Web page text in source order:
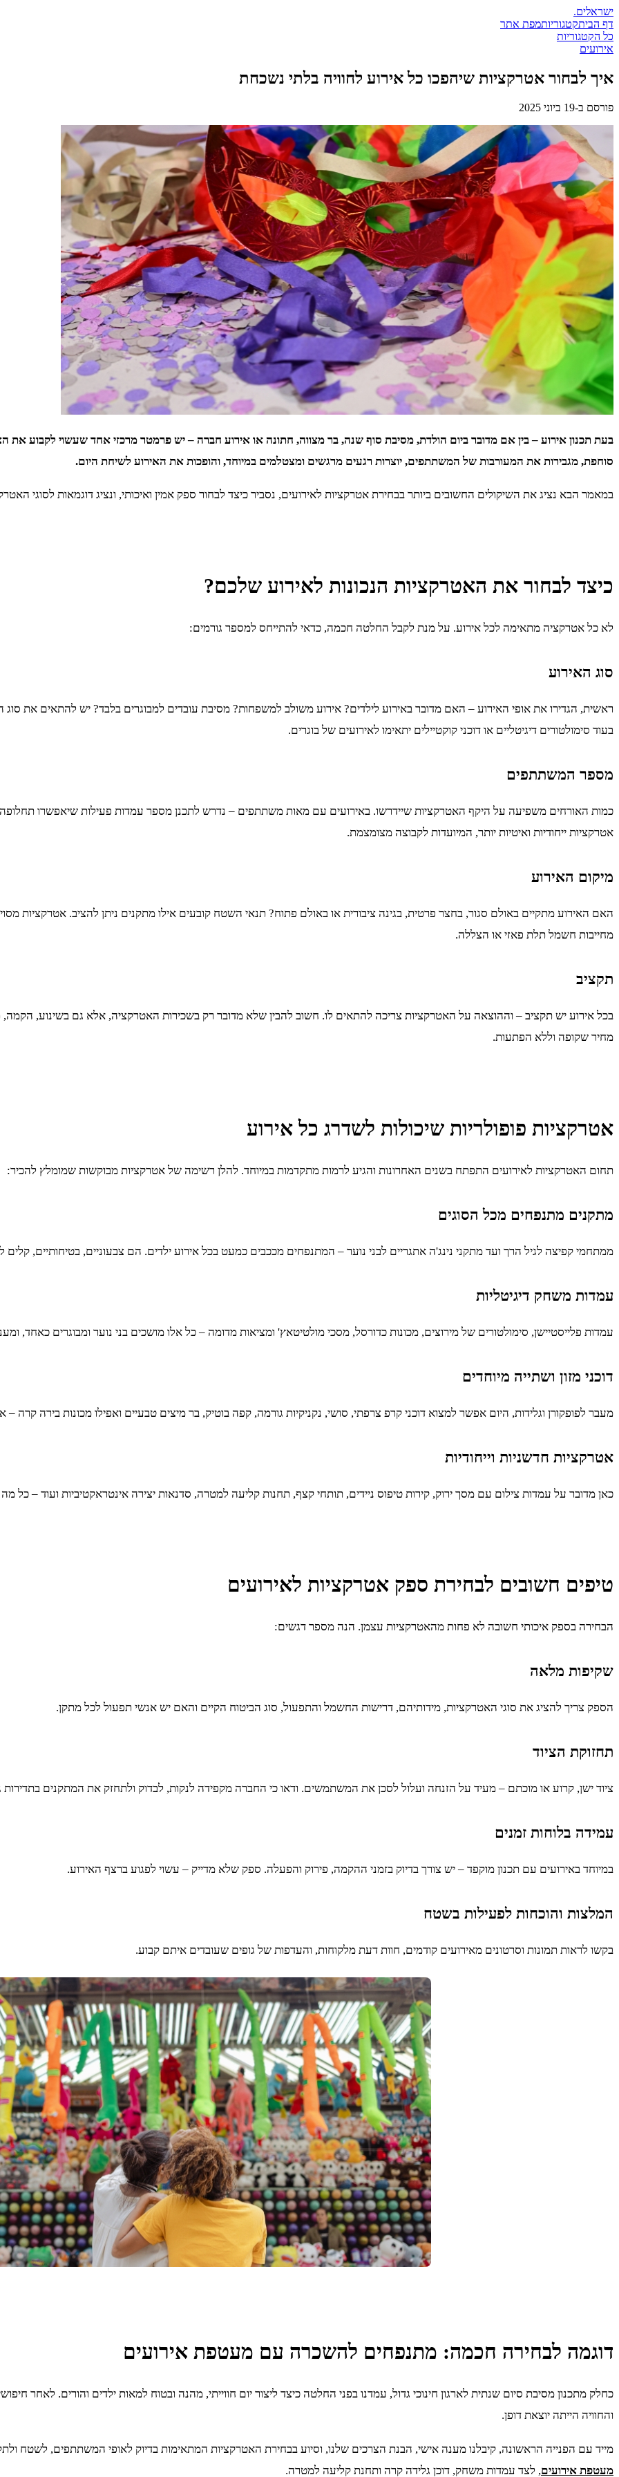
ישראלים.
דף הביתקטגוריותמפת אתר
כל הקטגוריות
אירועים
איך לבחור אטרקציות שיהפכו כל אירוע לחוויה בלתי נשכחת
פורסם ב-19 ביוני 2025
בעת תכנון אירוע – בין אם מדובר ביום הולדת, מסיבת סוף שנה, בר מצווה, חתונה או אירוע חברה – יש פרמטר מרכזי אחד שעשוי לקבוע את
סוחפת, מגבירות את המעורבות של המשתתפים, יוצרות רגעים מרגשים ומצטלמים במיוחד, והופכות את האירוע לשיחת היום.
במאמר הבא נציג את השיקולים החשובים ביותר בבחירת אטרקציות לאירועים, נסביר כיצד לבחור ספק אמין ואיכותי, ונציג דוגמאות לסוגי
כיצד לבחור את האטרקציות הנכונות לאירוע שלכם?
לא כל אטרקציה מתאימה לכל אירוע. על מנת לקבל החלטה חכמה, כדאי להתייחס למספר גורמים:
סוג האירוע
ראשית, הגדירו את אופי האירוע – האם מדובר באירוע לילדים? אירוע משולב למשפחות? מסיבת עובדים למבוגרים בלבד? יש להתאים את
בעוד סימולטורים דיגיטליים או דוכני קוקטיילים יתאימו לאירועים של בוגרים.
מספר המשתתפים
כמות האורחים משפיעה על היקף האטרקציות שיידרשו. באירועים עם מאות משתתפים – נדרש לתכנן מספר עמדות פעילות שיאפשרו
אטרקציות ייחודיות ואיטיות יותר, המיועדות לקבוצה מצומצמת.
מיקום האירוע
האם האירוע מתקיים באולם סגור, בחצר פרטית, בגינה ציבורית או באולם פתוח? תנאי השטח קובעים אילו מתקנים ניתן להציב. אטרקציות
מחייבות חשמל תלת פאזי או הצללה.
תקציב
בכל אירוע יש תקציב – וההוצאה על האטרקציות צריכה להתאים לו. חשוב להבין שלא מדובר רק בשכירות האטרקציה, אלא גם בשינוע,
מחיר שקופה וללא הפתעות.
אטרקציות פופולריות שיכולות לשדרג כל אירוע
תחום האטרקציות לאירועים התפתח בשנים האחרונות והגיע לרמות מתקדמות במיוחד. להלן רשימה של אטרקציות מבוקשות שמומלץ להכיר:
מתקנים מתנפחים מכל הסוגים
ממתחמי קפיצה לגיל הרך ועד מתקני נינג'ה אתגריים לבני נוער – המתנפחים מככבים כמעט בכל אירוע ילדים. הם צבעוניים, בטיחותיים, קלים
עמדות משחק דיגיטליות
עמדות פלייסטיישן, סימולטורים של מירוצים, מכונות כדורסל, מסכי מולטיטאץ' ומציאות מדומה – כל אלו מושכים בני נוער ומבוגרים כאחד,
דוכני מזון ושתייה מיוחדים
מעבר לפופקורן וגלידות, היום אפשר למצוא דוכני קרפ צרפתי, סושי, נקניקיות גורמה, קפה בוטיק, בר מיצים טבעיים ואפילו מכונות בירה
אטרקציות חדשניות וייחודיות
כאן מדובר על עמדות צילום עם מסך ירוק, קירות טיפוס ניידים, תותחי קצף, תחנות קליעה למטרה, סדנאות יצירה אינטראקטיביות ועוד –
טיפים חשובים לבחירת ספק אטרקציות לאירועים
הבחירה בספק איכותי חשובה לא פחות מהאטרקציות עצמן. הנה מספר דגשים:
שקיפות מלאה
הספק צריך להציג את סוגי האטרקציות, מידותיהם, דרישות החשמל והתפעול, סוג הביטוח הקיים והאם יש אנשי תפעול לכל מתקן.
תחזוקת הציוד
ציוד ישן, קרוע או מוכתם – מעיד על הזנחה ועלול לסכן את המשתמשים. ודאו כי החברה מקפידה לנקות, לבדוק ולתחזק את המתקנים בתדירות
עמידה בלוחות זמנים
במיוחד באירועים עם תכנון מוקפד – יש צורך בדיוק בזמני ההקמה, פירוק והפעלה. ספק שלא מדייק – עשוי לפגוע ברצף האירוע.
המלצות והוכחות לפעילות בשטח
בקשו לראות תמונות וסרטונים מאירועים קודמים, חוות דעת מלקוחות, והעדפות של גופים שעובדים איתם קבוע.
דוגמה לבחירה חכמה: מתנפחים להשכרה עם מעטפת אירועים
כחלק מתכנון מסיבת סיום שנתית לארגון חינוכי גדול, עמדנו בפני החלטה כיצד ליצור יום חווייתי, מהנה ובטוח למאות ילדים והורים. לאחר
והחוויה הייתה יוצאת דופן.
מייד עם הפנייה הראשונה, קיבלנו מענה אישי, הבנת הצרכים שלנו, וסיוע בבחירת האטרקציות המתאימות בדיוק לאופי המשתתפים, לשטח
מעטפת אירועים, לצד עמדות משחק, דוכן גלידה קרה ותחנת קליעה למטרה.